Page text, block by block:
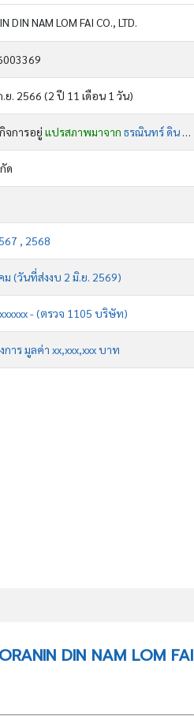
DIN NAM LOM FAI CO., LTD.
ย. 2566 (2 ปี 11 เดือน 1 วัน)
จการอยู่ แปรสภาพมาจาก ธรณินทร์ ดิน น้ำ ลม ไฟ
ด
, 2568
ม (วันที่ส่งงบ 2 มิ.ย. 2569)
- (ตรวจ 1105 บริษัท)
การ มูลค่า xx,xxx,xxx บาท
DIN NAM LOM FAI